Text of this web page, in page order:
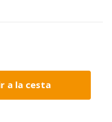
a la cesta